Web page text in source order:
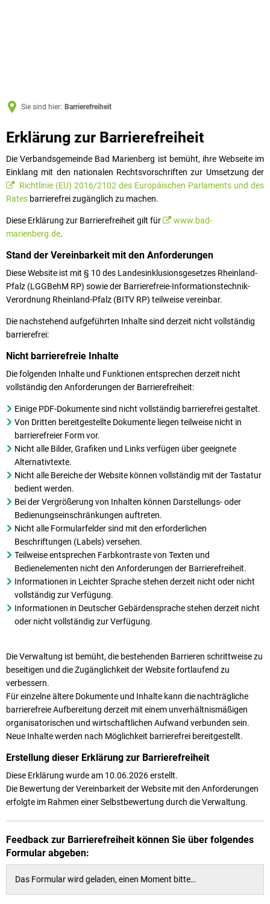
Sie sind hier: Barrierefreiheit
Barrierefreiheit
Erklärung zur Barrierefreiheit
Die Verbandsgemeinde Bad Marienberg ist bemüht, ihre Webseite im
Einklang mit den nationalen Rechtsvorschriften zur Umsetzung der
Richtlinie (EU) 2016/2102 des Europäischen Parlaments und des
Rates barrierefrei zugänglich zu machen.
Diese Erklärung zur Barrierefreiheit gilt für
www.bad-
marienberg.de.
Stand der Vereinbarkeit mit den Anforderungen
Diese Website ist mit § 10 des Landesinklusionsgesetzes Rheinland-
Pfalz (LGGBehM RP) sowie der Barrierefreie-Informationstechnik-
Verordnung Rheinland-Pfalz (BITV RP) teilweise vereinbar.
Die nachstehend aufgeführten Inhalte sind derzeit nicht vollständig
barrierefrei:
Nicht barrierefreie Inhalte
Die folgenden Inhalte und Funktionen entsprechen derzeit nicht
vollständig den Anforderungen der Barrierefreiheit:
Einige PDF-Dokumente sind nicht vollständig barrierefrei gestaltet.
Von Dritten bereitgestellte Dokumente liegen teilweise nicht in
barrierefreier Form vor.
Nicht alle Bilder, Grafiken und Links verfügen über geeignete
Alternativtexte.
Nicht alle Bereiche der Website können vollständig mit der Tastatur
bedient werden.
Bei der Vergrößerung von Inhalten können Darstellungs- oder
Bedienungseinschränkungen auftreten.
Nicht alle Formularfelder sind mit den erforderlichen
Beschriftungen (Labels) versehen.
Teilweise entsprechen Farbkontraste von Texten und
Bedienelementen nicht den Anforderungen der Barrierefreiheit.
Informationen in Leichter Sprache stehen derzeit nicht oder nicht
vollständig zur Verfügung.
Informationen in Deutscher Gebärdensprache stehen derzeit nicht
oder nicht vollständig zur Verfügung.
Die Verwaltung ist bemüht, die bestehenden Barrieren schrittweise zu
beseitigen und die Zugänglichkeit der Website fortlaufend zu
verbessern.
Für einzelne ältere Dokumente und Inhalte kann die nachträgliche
barrierefreie Aufbereitung derzeit mit einem unverhältnismäßigen
organisatorischen und wirtschaftlichen Aufwand verbunden sein.
Neue Inhalte werden nach Möglichkeit barrierefrei bereitgestellt.
Erstellung dieser Erklärung zur Barrierefreiheit
Diese Erklärung wurde am 10.06.2026 erstellt.
Die Bewertung der Vereinbarkeit der Website mit den Anforderungen
erfolgte im Rahmen einer Selbstbewertung durch die Verwaltung.
Feedback zur Barrierefreiheit können Sie über folgendes
Formular abgeben:
Das Formular wird geladen, einen Moment bitte…